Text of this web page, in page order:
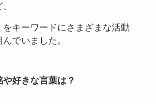
をキーワードにさまざまな活動
でいました。
や好きな言葉は？